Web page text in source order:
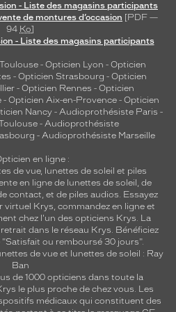
- Liste des magasins participants
de montures d’occasion [PDF —
94 Ko]
- Liste des magasins participants
- Opticien Lyon - Opticien
- Opticien Strasbourg - Opticien
- Opticien Rennes - Opticien
- Opticien Aix-en-Provence - Opticien
Nancy - Audioprothésiste Paris -
- Audioprothésiste
- Audioprothésiste Marseille
en ligne :
de vue, lunettes de soleil et piles
en ligne de lunettes de soleil, de
contact, et de piles audios. Essayez
virtuel Krys, commandez en ligne et
chez l'un des opticiens Krys. La
dans le réseau Krys. Bénéficiez
ou remboursé 30 jours".
de vue et lunettes de soleil : Ray
Ban
de 1000 opticiens dans toute la
le plus proche de chez vous. Les
médicaux qui constituent des